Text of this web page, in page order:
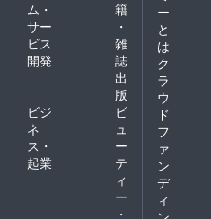
ム・
サー
ビス
開発
籍
・
雑
誌
出
版
ビジ
ネ
ス・
起業
ビ
ュ
ー
テ
ィ
ー
・
ー
と
は
ク
ラ
ウ
ド
フ
ァ
ン
デ
ィ